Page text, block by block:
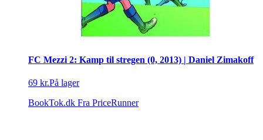
FC Mezzi 2: Kamp til stregen (0, 2013) | Daniel Zimakoff
69 kr.På lager
BookTok.dk Fra PriceRunner